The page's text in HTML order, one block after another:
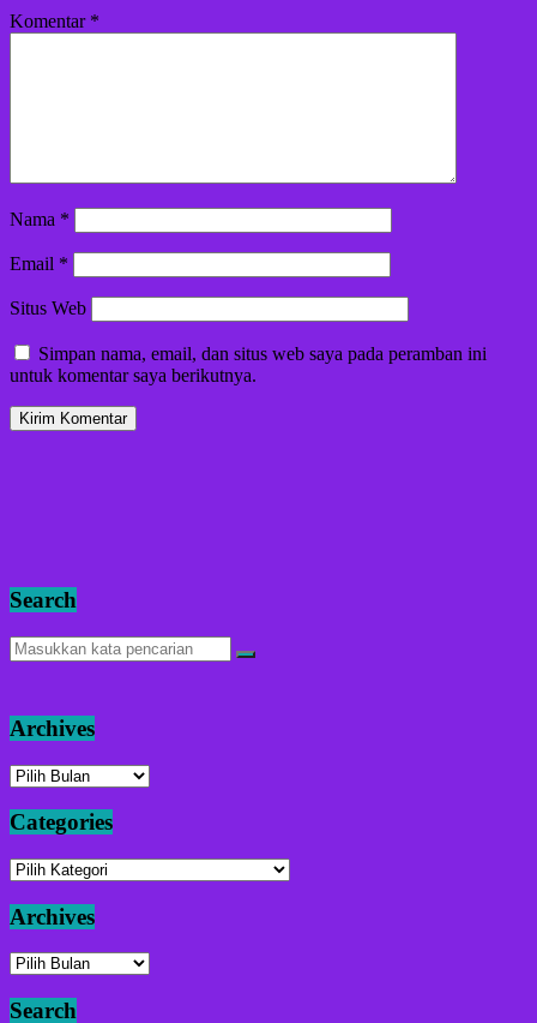
Komentar *
Nama *
Email *
Situs Web
Simpan nama, email, dan situs web saya pada peramban ini
untuk komentar saya berikutnya.
Search
Archives
Archives
Categories
Categories
Archives
Archives
Search